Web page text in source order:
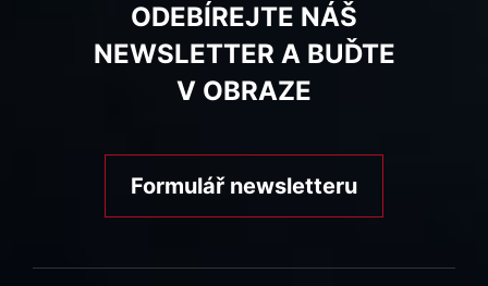
ODEBÍREJTE NÁŠ
NEWSLETTER A BUĎTE
V OBRAZE
Formulář newsletteru